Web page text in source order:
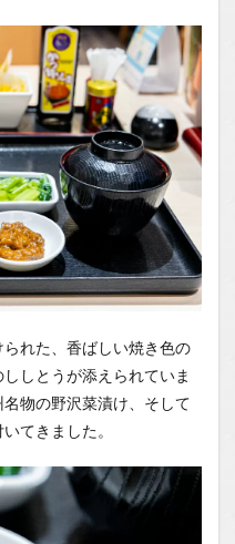
れた、香ばしい焼き色の
しとうが添えられていま
物の野沢菜漬け、そして
てきました。